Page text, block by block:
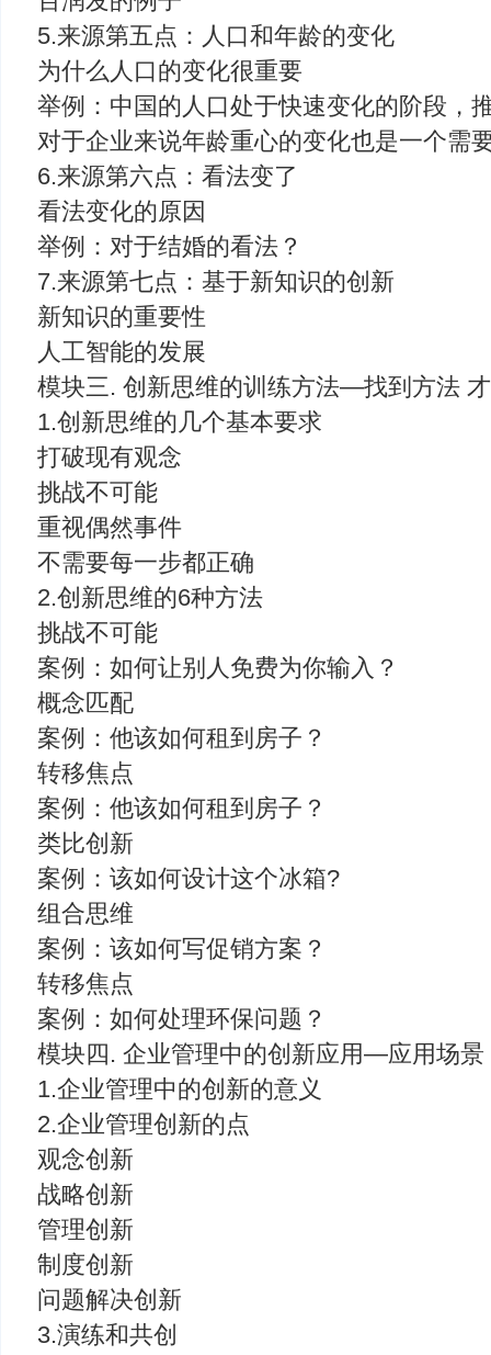
5.来源第五点：人口和年龄的变化
为什么人口的变化很重要
举例：中国的人口处于快速变化的阶段，
对于企业来说年龄重心的变化也是一个需
6.来源第六点：看法变了
看法变化的原因
举例：对于结婚的看法？
7.来源第七点：基于新知识的创新
新知识的重要性
人工智能的发展
模块三. 创新思维的训练方法—找到方法
1.创新思维的几个基本要求
打破现有观念
挑战不可能
重视偶然事件
不需要每一步都正确
2.创新思维的6种方法
挑战不可能
案例：如何让别人免费为你输入？
概念匹配
案例：他该如何租到房子？
转移焦点
案例：他该如何租到房子？
类比创新
案例：该如何设计这个冰箱?
组合思维
案例：该如何写促销方案？
转移焦点
案例：如何处理环保问题？
模块四. 企业管理中的创新应用—应用场景
1.企业管理中的创新的意义
2.企业管理创新的点
观念创新
战略创新
管理创新
制度创新
问题解决创新
3.演练和共创